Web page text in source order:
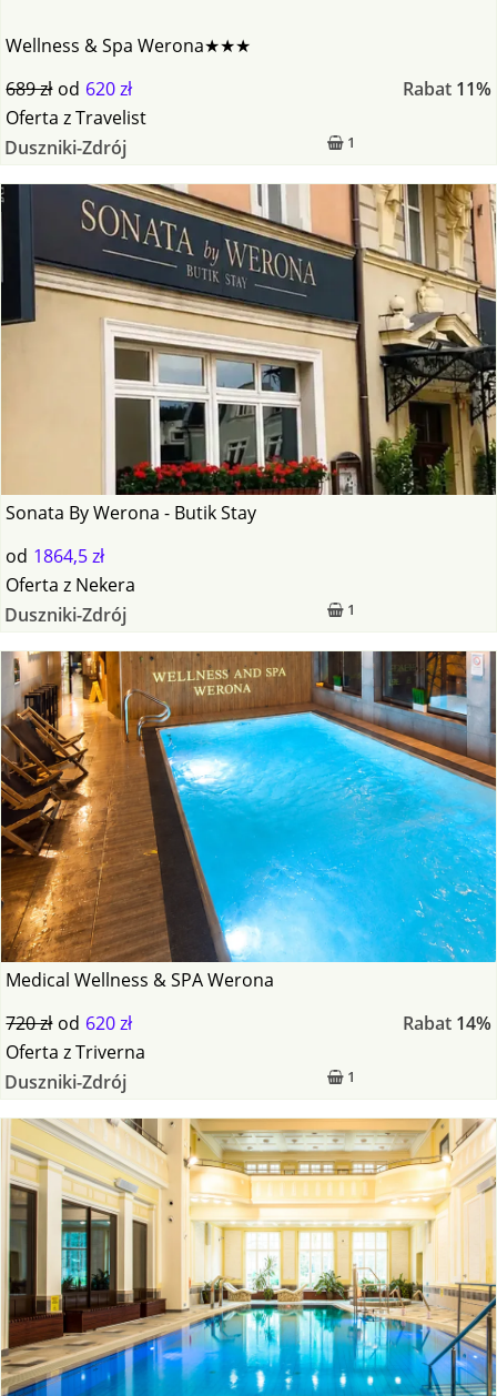
Wellness & Spa Werona★★★
689 zł od 620 zł Rabat 11%
1
Oferta zTravelist
Duszniki-Zdrój
Sonata By Werona - Butik Stay
od 1864,5 zł
1
Oferta z Nekera
Duszniki-Zdrój
Medical Wellness & SPA Werona
720 zł od 620 zł Rabat 14%
1
Oferta zTriverna
Duszniki-Zdrój